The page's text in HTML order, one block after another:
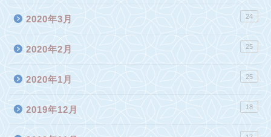
2020年3月 24
2020年2月 25
2020年1月 25
2019年12月 18